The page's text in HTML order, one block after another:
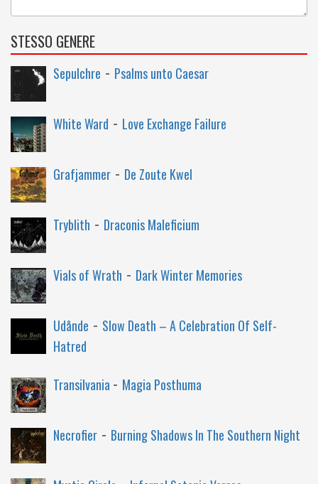
STESSO GENERE
Sepulchre - Psalms unto Caesar
White Ward - Love Exchange Failure
Grafjammer - De Zoute Kwel
Tryblith - Draconis Maleficium
Vials of Wrath - Dark Winter Memories
Udånde - Slow Death – A Celebration Of Self-
Hatred
Transilvania - Magia Posthuma
Necrofier - Burning Shadows In The Southern Night